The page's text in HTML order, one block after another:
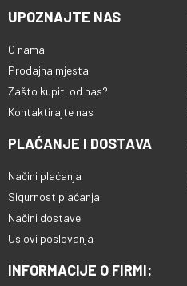
UPOZNAJTE NAS
O nama
Prodajna mjesta
Zašto kupiti od nas?
Kontaktirajte nas
PLAĆANJE I DOSTAVA
Načini plaćanja
Sigurnost plaćanja
Načini dostave
Uslovi poslovanja
INFORMACIJE O FIRMI: